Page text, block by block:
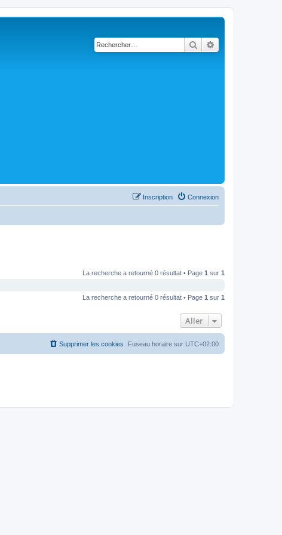
Rechercher
Connexion
Inscription
La recherche a retourné 0 résultat • Page 1 sur 1
La recherche a retourné 0 résultat • Page 1 sur 1
Aller
Fuseau horaire sur UTC+02:00
Supprimer les cookies